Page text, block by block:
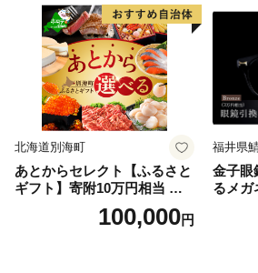
北海道別海町
あとからセレクト【ふるさと
ギフト】寄附10万円相当 あ
とから選べる！ ギフト いく
ら ほたて 海鮮 牛肉 別海町
100,000円
福井県
金子眼
るメガ